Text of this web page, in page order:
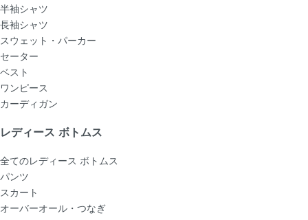
半袖シャツ
長袖シャツ
スウェット・パーカー
セーター
ベスト
ワンピース
カーディガン
レディース ボトムス
全てのレディース ボトムス
パンツ
スカート
オーバーオール・つなぎ